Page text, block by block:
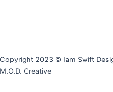
Copyright 2023 © Iam Swift
M.O.D. Creative